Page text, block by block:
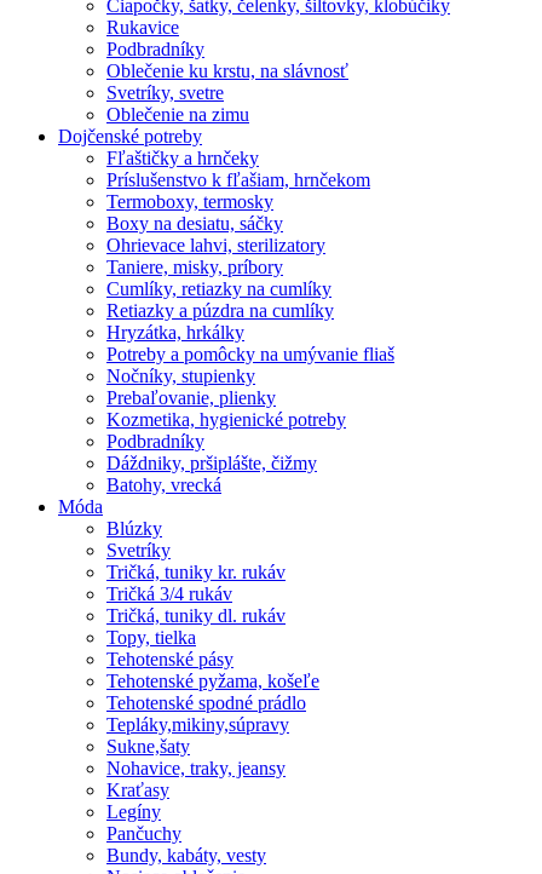
Čiapočky, šatky, čelenky, šiltovky, klobúčiky
Rukavice
Podbradníky
Oblečenie ku krstu, na slávnosť
Svetríky, svetre
Oblečenie na zimu
Dojčenské potreby
Fľaštičky a hrnčeky
Príslušenstvo k fľašiam, hrnčekom
Termoboxy, termosky
Boxy na desiatu, sáčky
Ohrievace lahvi, sterilizatory
Taniere, misky, príbory
Cumlíky, retiazky na cumlíky
Retiazky a púzdra na cumlíky
Hryzátka, hrkálky
Potreby a pomôcky na umývanie fliaš
Nočníky, stupienky
Prebaľovanie, plienky
Kozmetika, hygienické potreby
Podbradníky
Dáždniky, pršiplášte, čižmy
Batohy, vrecká
Móda
Blúzky
Svetríky
Tričká, tuniky kr. rukáv
Tričká 3/4 rukáv
Tričká, tuniky dl. rukáv
Topy, tielka
Tehotenské pásy
Tehotenské pyžama, košeľe
Tehotenské spodné prádlo
Tepláky,mikiny,súpravy
Sukne,šaty
Nohavice, traky, jeansy
Kraťasy
Legíny
Pančuchy
Bundy, kabáty, vesty